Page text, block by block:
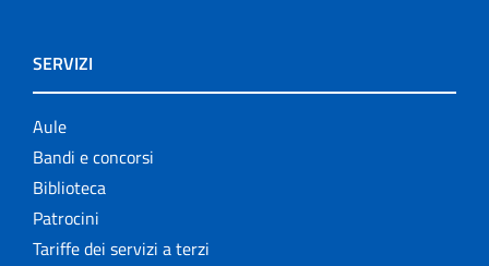
SERVIZI
Aule
Bandi e concorsi
Biblioteca
Patrocini
Tariffe dei servizi a terzi